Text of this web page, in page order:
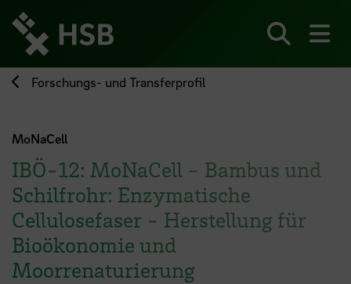
zum
Seiteninhalt
springen
Forschungs- und Transferprofil
MoNaCell
IBÖ-12: MoNaCell - Bambus und
Schilfrohr: Enzymatische
Cellulosefaser - Herstellung für
Bioökonomie und
Moorrenaturierung